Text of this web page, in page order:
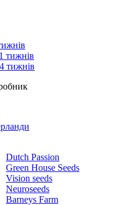
тижнів
тижнів
Dutch Passion
Green House Seeds
Vision seeds
Neuroseeds
Barneys Farm